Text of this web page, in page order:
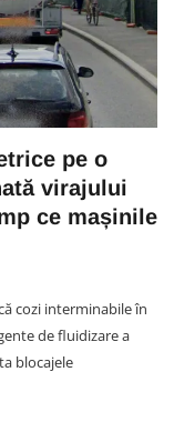
pe o
virajului
ce mașinile
cozi interminabile în
de fluidizare a
blocajele